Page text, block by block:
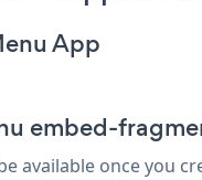
App
embed-
available once you